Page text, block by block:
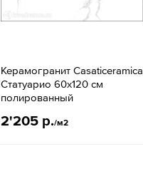
Керамогранит Casaticeramica
Статуарио 60х120 см
полированный
2'205 р./м2